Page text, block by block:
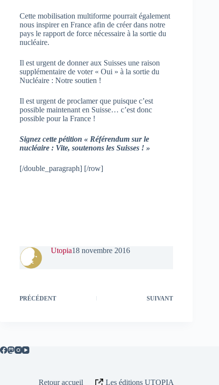
Cette mobilisation multiforme pourrait également
nous inspirer en France afin de créer dans notre
pays le rapport de force nécessaire à la sortie du
nucléaire.
Il est urgent de donner aux Suisses une raison
supplémentaire de voter « Oui » à la sortie du
Nucléaire : Notre soutien !
Il est urgent de proclamer que puisque c’est
possible maintenant en Suisse… c’est donc
possible pour la France !
Signez cette pétition « Référendum sur le
nucléaire : Vite, soutenons les Suisses ! »
[/double_paragraph] [/row]
Utopia18 novembre 2016
PRÉCÉDENT SUIVANT
Retour accueil Les éditions UTOPIA